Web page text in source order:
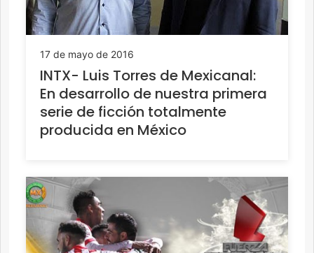
17 de mayo de 2016
INTX- Luis Torres de Mexicanal:
En desarrollo de nuestra primera
serie de ficción totalmente
producida en México